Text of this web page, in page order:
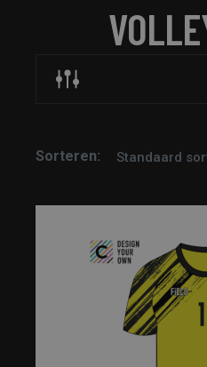
Sorteren: Standaard